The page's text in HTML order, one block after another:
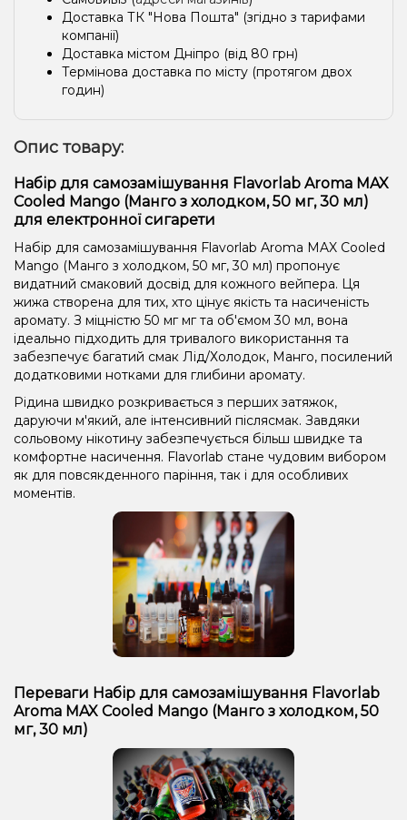
Доставка ТК "Нова Пошта" (згідно з тарифами
компанії)
Доставка містом Дніпро (від 80 грн)
Термінова доставка по місту (протягом двох
годин)
Опис товару:
Набір для самозамішування Flavorlab Aroma MAX
Cooled Mango (Манго з холодком, 50 мг, 30 мл)
для електронної сигарети
Набір для самозамішування Flavorlab Aroma MAX Cooled
Mango (Манго з холодком, 50 мг, 30 мл) пропонує
видатний смаковий досвід для кожного вейпера. Ця
жижа створена для тих, хто цінує якість та насиченість
аромату. З міцністю 50 мг мг та об'ємом 30 мл, вона
ідеально підходить для тривалого використання та
забезпечує багатий смак Лід/Холодок, Манго, посилений
додатковими нотками для глибини аромату.
Рідина швидко розкривається з перших затяжок,
даруючи м'який, але інтенсивний післясмак. Завдяки
сольовому нікотину забезпечується більш швидке та
комфортне насичення. Flavorlab стане чудовим вибором
як для повсякденного паріння, так і для особливих
моментів.
Переваги Набір для самозамішування Flavorlab
Aroma MAX Cooled Mango (Манго з холодком, 50
мг, 30 мл)